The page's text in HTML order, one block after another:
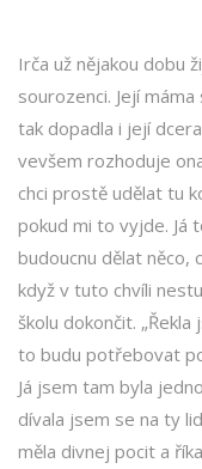
Irča už nějakou dobu
sourozenci. Její
tak dopadla i její
vevšem rozhoduje
chci prostě udělat tu
pokud mi to vyjde. Já
budoucnu dělat něco,
když v tuto chvíli
školu dokončit.
to budu potřebovat
Já jsem tam byla
dívala jsem se na ty
měla divnej pocit a